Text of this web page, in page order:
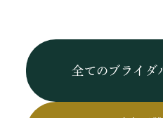
全てのブライダ